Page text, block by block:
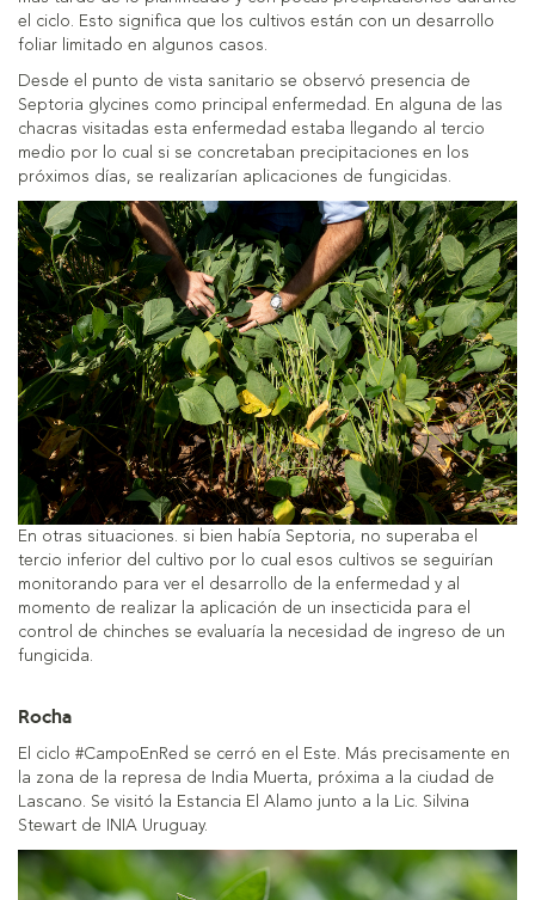
el ciclo. Esto significa que los cultivos están con un desarrollo
foliar limitado en algunos casos.
Desde el punto de vista sanitario se observó presencia de
Septoria glycines como principal enfermedad. En alguna de las
chacras visitadas esta enfermedad estaba llegando al tercio
medio por lo cual si se concretaban precipitaciones en los
próximos días, se realizarían aplicaciones de fungicidas.
En otras situaciones. si bien había Septoria, no superaba el
tercio inferior del cultivo por lo cual esos cultivos se seguirían
monitorando para ver el desarrollo de la enfermedad y al
momento de realizar la aplicación de un insecticida para el
control de chinches se evaluaría la necesidad de ingreso de un
fungicida.
Rocha
El ciclo #CampoEnRed se cerró en el Este. Más precisamente en
la zona de la represa de India Muerta, próxima a la ciudad de
Lascano. Se visitó la Estancia El Alamo junto a la Lic. Silvina
Stewart de INIA Uruguay.